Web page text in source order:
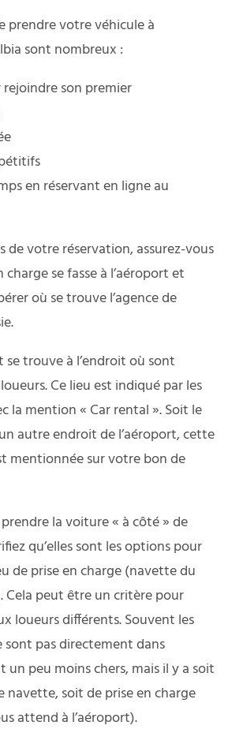
prendre votre véhicule à
sont nombreux :
son premier
en réservant en ligne au
votre réservation, assurez-vous
charge se fasse à l’aéroport et
où se trouve l’agence de
se trouve à l’endroit où sont
Ce lieu est indiqué par les
la mention « Car rental ». Soit le
autre endroit de l’aéroport, cette
mentionnée sur votre bon de
la voiture « à côté » de
qu’elles sont les options pour
de prise en charge (navette du
peut être un critère pour
loueurs différents. Souvent les
sont pas directement dans
un peu moins chers, mais il y a soit
navette, soit de prise en charge
attend à l’aéroport).